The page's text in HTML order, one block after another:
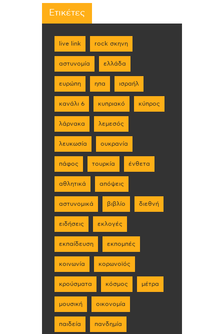
Ετικέτες
live link rock σκηνη
αστυνομία ελλάδα
ευρώπη ηπα ισραήλ
κανάλι 6 κυπριακό κύπρος
λάρνακα λεμεσός
λευκωσία ουκρανία
πάφος τουρκία ένθετα
αθλητικά απόψεις
αστυνομικά βιβλίο διεθνή
ειδήσεις εκλογές
εκπαίδευση εκπομπές
κοινωνία κορωνοϊός
κρούσματα κόσμος μέτρα
μουσική οικονομία
παιδεία πανδημία